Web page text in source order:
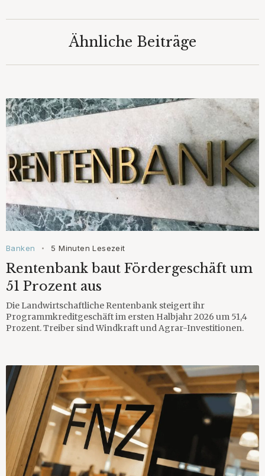
Ähnliche Beiträge
Banken • 5 Minuten Lesezeit
Rentenbank baut Fördergeschäft um
51 Prozent aus
Die Landwirtschaftliche Rentenbank steigert ihr
Programmkreditgeschäft im ersten Halbjahr 2026 um 51,4
Prozent. Treiber sind Windkraft und Agrar-Investitionen.